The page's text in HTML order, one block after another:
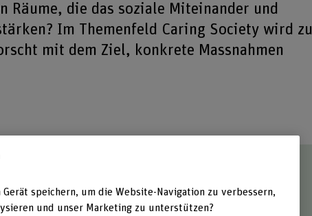
Räume, die das soziale Miteinander und
Im Themenfeld Caring Society wird zu
mit dem Ziel, konkrete Massnahmen
zu Caring Spaces – zu Räumen, in denen fürsorgliche
speichern, um die Website-Navigation zu verbessern,
und unser Marketing zu unterstützen?